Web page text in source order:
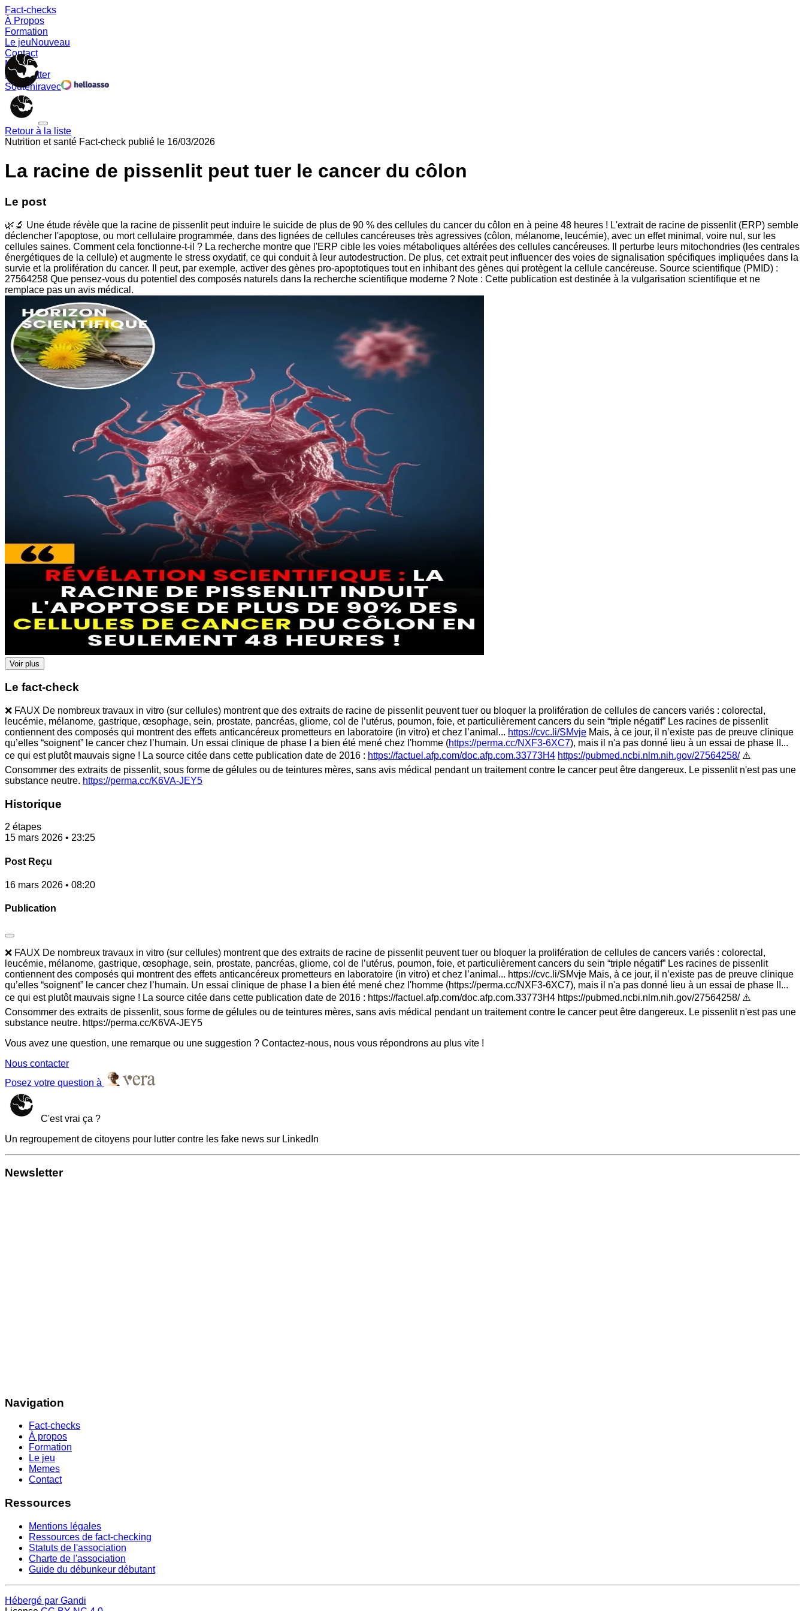
Fact-checks
À Propos
Formation
Le jeuNouveau
Contact
Memes
Newsletter
Souteniravec
Retour à la liste
Nutrition et santé Fact-check publié le 16/03/2026
La racine de pissenlit peut tuer le cancer du côlon
Le post
🌿🔬 Une étude révèle que la racine de pissenlit peut induire le suicide de plus de 90 % des cellules du cancer du côlon en à peine 48 heures ! L'extrait de racine de pissenlit (ERP) semble
déclencher l'apoptose, ou mort cellulaire programmée, dans des lignées de cellules cancéreuses très agressives (côlon, mélanome, leucémie), avec un effet minimal, voire nul, sur les
cellules saines. Comment cela fonctionne-t-il ? La recherche montre que l'ERP cible les voies métaboliques altérées des cellules cancéreuses. Il perturbe leurs mitochondries (les centrales
énergétiques de la cellule) et augmente le stress oxydatif, ce qui conduit à leur autodestruction. De plus, cet extrait peut influencer des voies de signalisation spécifiques impliquées dans la
survie et la prolifération du cancer. Il peut, par exemple, activer des gènes pro-apoptotiques tout en inhibant des gènes qui protègent la cellule cancéreuse. Source scientifique (PMID) :
27564258 Que pensez-vous du potentiel des composés naturels dans la recherche scientifique moderne ? Note : Cette publication est destinée à la vulgarisation scientifique et ne
remplace pas un avis médical.
Voir plus
Le fact-check
❌ FAUX De nombreux travaux in vitro (sur cellules) montrent que des extraits de racine de pissenlit peuvent tuer ou bloquer la prolifération de cellules de cancers variés : colorectal,
leucémie, mélanome, gastrique, œsophage, sein, prostate, pancréas, gliome, col de l’utérus, poumon, foie, et particulièrement cancers du sein “triple négatif” Les racines de pissenlit
contiennent des composés qui montrent des effets anticancéreux prometteurs en laboratoire (in vitro) et chez l’animal... https://cvc.li/SMvje Mais, à ce jour, il n’existe pas de preuve clinique
qu’elles “soignent” le cancer chez l’humain. Un essai clinique de phase I a bien été mené chez l'homme (https://perma.cc/NXF3-6XC7), mais il n'a pas donné lieu à un essai de phase II...
ce qui est plutôt mauvais signe ! La source citée dans cette publication date de 2016 : https://factuel.afp.com/doc.afp.com.33773H4 https://pubmed.ncbi.nlm.nih.gov/27564258/⚠️
Consommer des extraits de pissenlit, sous forme de gélules ou de teintures mères, sans avis médical pendant un traitement contre le cancer peut être dangereux. Le pissenlit n'est pas une
substance neutre. https://perma.cc/K6VA-JEY5
Historique
2 étapes
15 mars 2026 • 23:25
Post Reçu
16 mars 2026 • 08:20
Publication
❌ FAUX De nombreux travaux in vitro (sur cellules) montrent que des extraits de racine de pissenlit peuvent tuer ou bloquer la prolifération de cellules de cancers variés : colorectal,
leucémie, mélanome, gastrique, œsophage, sein, prostate, pancréas, gliome, col de l’utérus, poumon, foie, et particulièrement cancers du sein “triple négatif” Les racines de pissenlit
contiennent des composés qui montrent des effets anticancéreux prometteurs en laboratoire (in vitro) et chez l’animal... https://cvc.li/SMvje Mais, à ce jour, il n’existe pas de preuve clinique
qu’elles “soignent” le cancer chez l’humain. Un essai clinique de phase I a bien été mené chez l'homme (https://perma.cc/NXF3-6XC7), mais il n'a pas donné lieu à un essai de phase II...
ce qui est plutôt mauvais signe ! La source citée dans cette publication date de 2016 : https://factuel.afp.com/doc.afp.com.33773H4 https://pubmed.ncbi.nlm.nih.gov/27564258/ ⚠️
Consommer des extraits de pissenlit, sous forme de gélules ou de teintures mères, sans avis médical pendant un traitement contre le cancer peut être dangereux. Le pissenlit n'est pas une
substance neutre. https://perma.cc/K6VA-JEY5
Vous avez une question, une remarque ou une suggestion ? Contactez-nous, nous vous répondrons au plus vite !
Nous contacter
Posez votre question à
C'est vrai ça ?
Un regroupement de citoyens pour lutter contre les fake news sur LinkedIn
Newsletter
Navigation
Fact-checks
À propos
Formation
Le jeu
Memes
Contact
Ressources
Mentions légales
Ressources de fact-checking
Statuts de l'association
Charte de l'association
Guide du débunkeur débutant
Hébergé par Gandi